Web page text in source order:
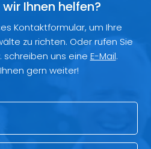
Ihnen helfen?
Kontaktformular, um Ihre
zu richten. Oder rufen Sie
schreiben uns eine E-Mail.
gern weiter!